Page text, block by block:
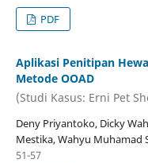
PDF
Aplikasi Penitipan
Metode OOAD
(Studi Kasus: Erni Pet
Deny Priyantoko, Dicky
Mestika, Wahyu Muhamad
51-57